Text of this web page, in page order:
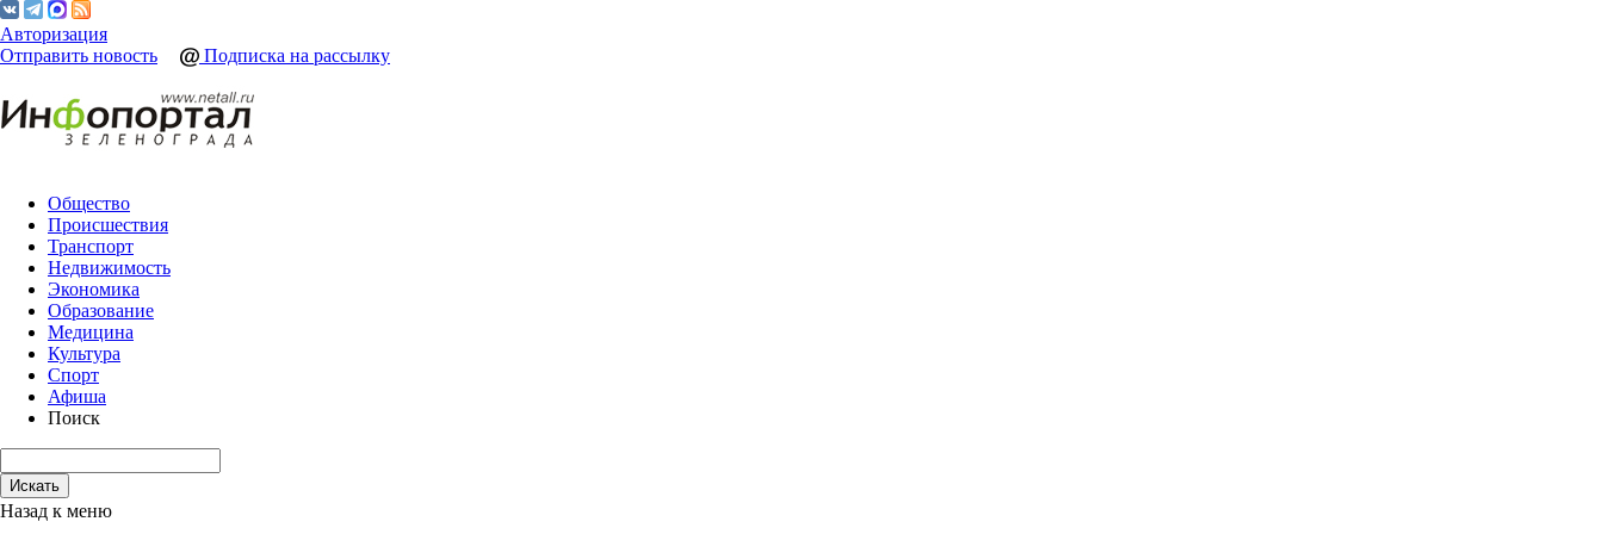
Авторизация
Отправить новость
Подписка на рассылку
Общество
Происшествия
Транспорт
Недвижимость
Экономика
Образование
Медицина
Культура
Спорт
Афиша
Поиск
Назад к меню